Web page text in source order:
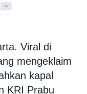
Viral di
mengeklaim
kapal
KRI Prabu